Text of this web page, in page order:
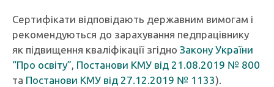
Сертифікати відповідають державним вимогам і
рекомендуються до зарахування педпрацівнику
як підвищення кваліфікації згідно Закону України
“Про освіту”, Постанови КМУ від 21.08.2019 № 800
та Постанови КМУ від 27.12.2019 № 1133).